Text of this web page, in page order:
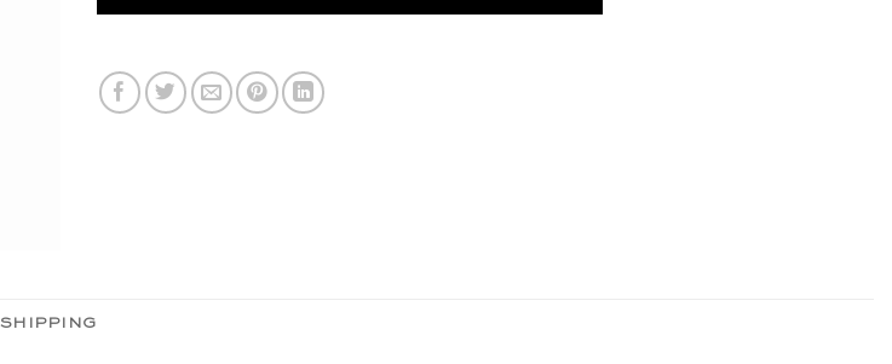
SHIPPING